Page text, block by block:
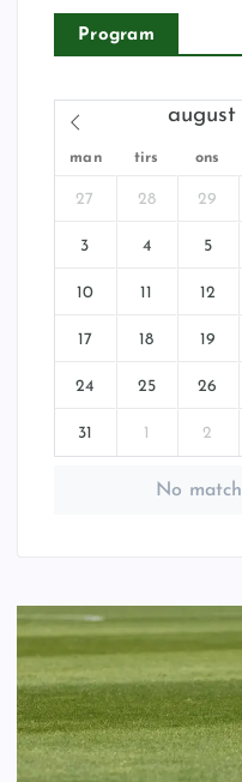
Program
man tirs ons
27 28 29
3 4 5
10 11 12
17 18 19
24 25 26
31 1 2
No